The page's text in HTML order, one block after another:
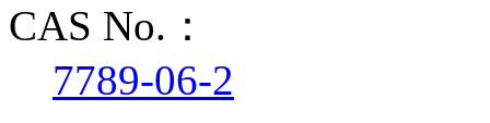
CAS No.：
7789-06-2